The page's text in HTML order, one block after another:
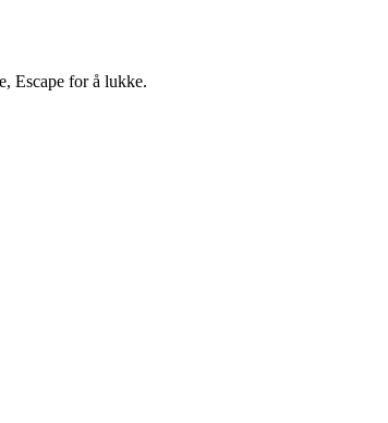
Escape for å lukke.